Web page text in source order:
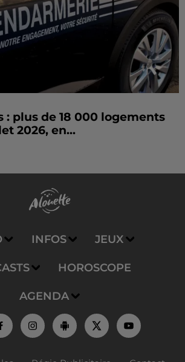
: plus de 18 000 logements
2026, en...
INFOS JEUX
HOROSCOPE
AGENDA